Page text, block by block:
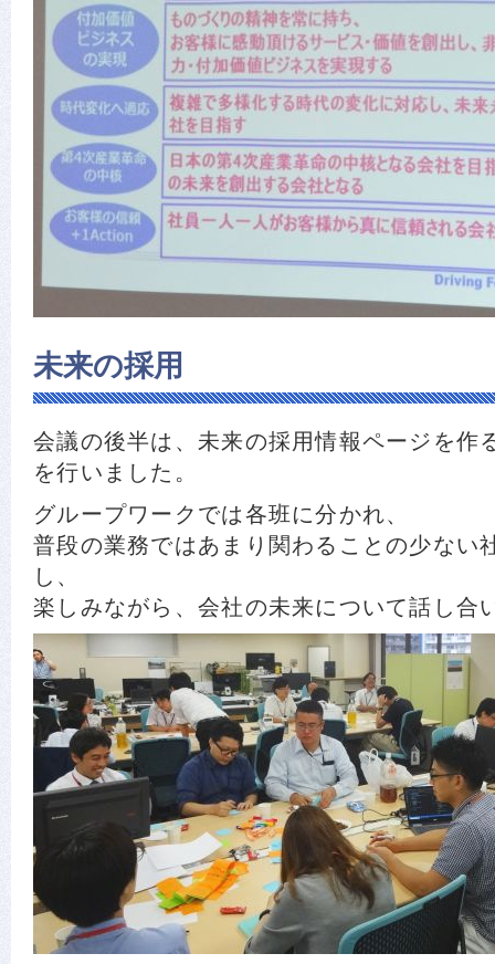
未来の採用
会議の後半は、未来の採用情報ページを作
を行いました。
グループワークでは各班に分かれ、
普段の業務ではあまり関わることの少ない
し、
楽しみながら、会社の未来について話し合